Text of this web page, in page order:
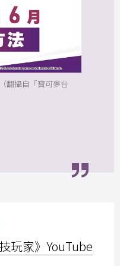
翻攝自「寶可夢台
玩家》YouTube